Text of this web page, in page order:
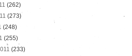
(262)
(273)
(248)
(255)
(233)